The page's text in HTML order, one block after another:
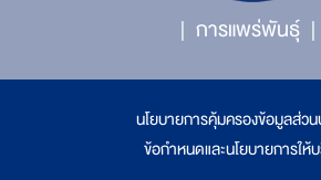
การแพร่พันธุ์
นโยบายการคุ้มครองข้อมูลส่ว
ข้อกำหนดและนโยบายการให้